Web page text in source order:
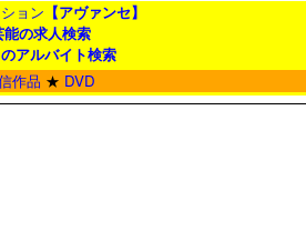
ョン 【アヴァンセ】
の求人検索
アルバイト検索
作品 ★ DVD